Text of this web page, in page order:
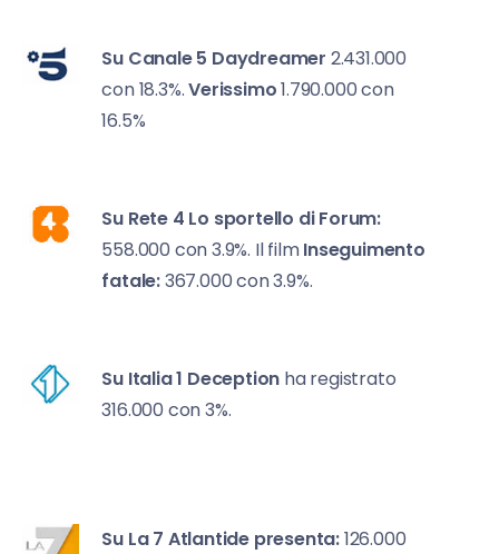
Su Canale 5 Daydreamer 2.431.000
con 18.3%.Verissimo1.790.000 con
16.5%
Su Rete 4 Lo sportello di Forum:
558.000 con 3.9%. Il filmInseguimento
fatale:367.000 con 3.9%.
Su Italia 1 Deception ha registrato
316.000 con 3%.
Su La 7 Atlantide presenta:126.000